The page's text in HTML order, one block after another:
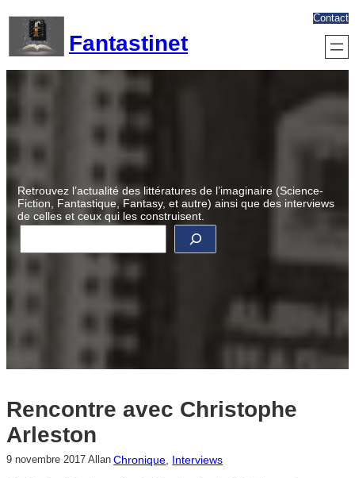
contenu
Fantastinet
Contact
Retrouvez l’actualité des littératures de l’imaginaire (Science-
Fiction, Fantastique, Fantasy, et autre) ainsi que des interviews
de celles et ceux qui les construisent.
R
c
Rencontre avec Christophe
Arleston
9 novembre 2017 Allan Chronique, Interviews